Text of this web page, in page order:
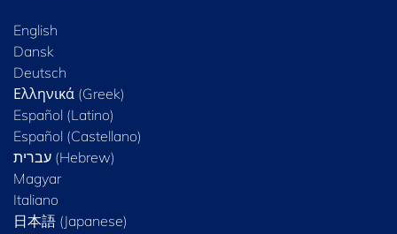
English
Dansk
Deutsch
Ελληνικά (Greek)
Español (Latino)
Español (Castellano)
Magyar
Italiano
日本語 (Japanese)